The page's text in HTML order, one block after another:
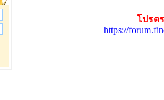
โปรด
https://